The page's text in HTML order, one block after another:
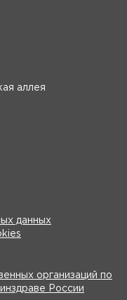
аллея
данных
организаций по
России